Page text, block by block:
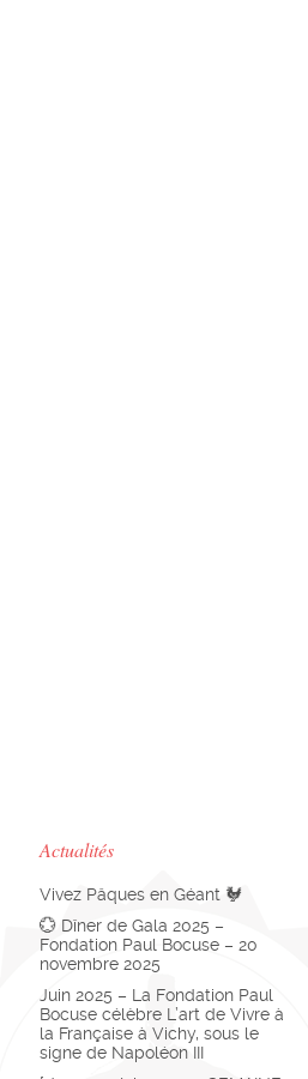
Actualités
Vivez Pâques en Géant 🐓
💮 Dîner de Gala 2025 –
Fondation Paul Bocuse – 20
novembre 2025
Juin 2025 – La Fondation Paul
Bocuse célèbre L’art de Vivre à
la Française à Vichy, sous le
signe de Napoléon III